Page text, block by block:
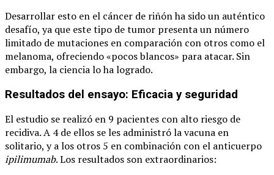
Desarrollar esto en el cáncer de riñón ha sido un auténtico
desafío, ya que este tipo de tumor presenta un número
limitado de mutaciones en comparación con otros como el
melanoma, ofreciendo «pocos blancos» para atacar. Sin
embargo, la ciencia lo ha logrado.
Resultados del ensayo: Eficacia y seguridad
El estudio se realizó en 9 pacientes con alto riesgo de
recidiva. A 4 de ellos se les administró la vacuna en
solitario, y a los otros 5 en combinación con el anticuerpo
ipilimumab. Los resultados son extraordinarios: